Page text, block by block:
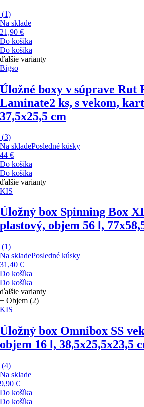
(1)
Na sklade
21,90 €
Do košíka
Do košíka
ďalšie varianty
Bigso
Úložné boxy v súprave Rut
Laminate2 ks, s vekom,
37,5x25,5 cm
(3)
Na skladePosledné kúsky
44 €
Do košíka
Do košíka
ďalšie varianty
KIS
Úložný box Spinning Box
plastový, objem 56 l,
(1)
Na skladePosledné kúsky
31,40 €
Do košíka
Do košíka
ďalšie varianty
+ Objem (2)
KIS
Úložný box Omnibox SS
objem 16 l, 38,5x25,5x23,5
(4)
Na sklade
9,90 €
Do košíka
Do košíka